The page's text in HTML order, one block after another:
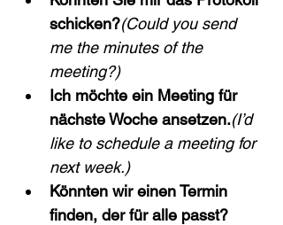
schicken?(Could you send
me the minutes of the
meeting?)
Ich möchte ein Meeting für
nächste Woche ansetzen.(I’d
like to schedule a meeting for
next week.)
Könnten wir einen Termin
finden, der für alle passt?